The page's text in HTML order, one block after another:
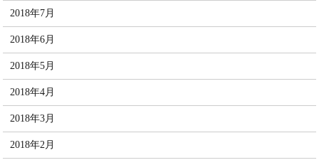
2018年7月
2018年6月
2018年5月
2018年4月
2018年3月
2018年2月